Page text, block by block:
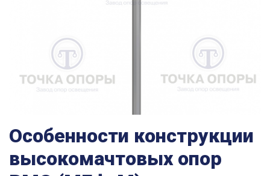
Особенности конструкции
высокомачтовых опор